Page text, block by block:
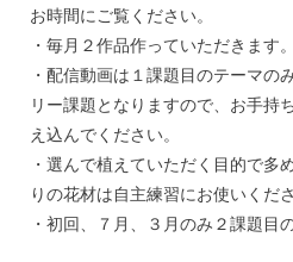
お時間にご覧ください。
・毎月２作品作っていただきます。
・配信動画は１課題目のテーマの
リー課題となりますので、お手持
え込んでください。
・選んで植えていただく目的で多
りの花材は自主練習にお使いくださ
・初回、７月、３月のみ２課題目